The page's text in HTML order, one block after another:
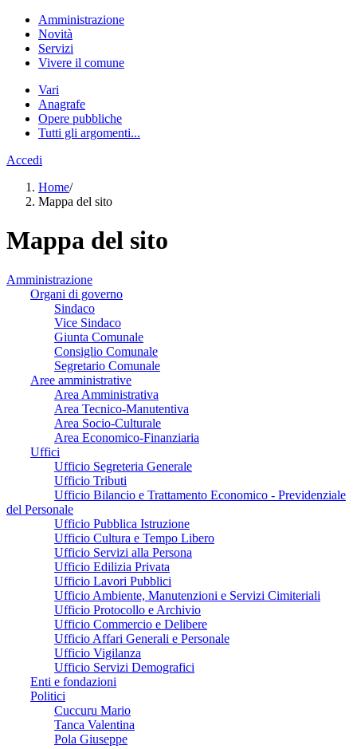
Amministrazione
Novità
Servizi
Vivere il comune
Vari
Anagrafe
Opere pubbliche
Tutti gli argomenti...
Accedi
Home/
Mappa del sito
Mappa del sito
Amministrazione
Organi di governo
Sindaco
Vice Sindaco
Giunta Comunale
Consiglio Comunale
Segretario Comunale
Aree amministrative
Area Amministrativa
Area Tecnico-Manutentiva
Area Socio-Culturale
Area Economico-Finanziaria
Uffici
Ufficio Segreteria Generale
Ufficio Tributi
Ufficio Bilancio e Trattamento Economico - Previdenziale
del Personale
Ufficio Pubblica Istruzione
Ufficio Cultura e Tempo Libero
Ufficio Servizi alla Persona
Ufficio Edilizia Privata
Ufficio Lavori Pubblici
Ufficio Ambiente, Manutenzioni e Servizi Cimiteriali
Ufficio Protocollo e Archivio
Ufficio Commercio e Delibere
Ufficio Affari Generali e Personale
Ufficio Vigilanza
Ufficio Servizi Demografici
Enti e fondazioni
Politici
Cuccuru Mario
Tanca Valentina
Pola Giuseppe